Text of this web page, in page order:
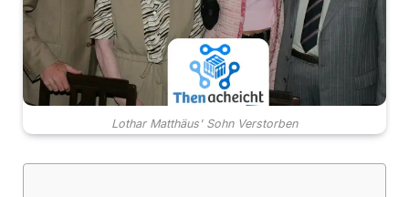
Lothar Matthäus' Sohn Verstorben